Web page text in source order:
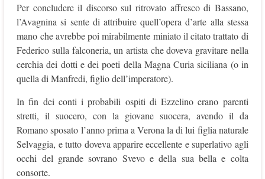
Per concludere il discorso sul ritrovato affresco di Bassano,
l’Avagnina si sente di attribuire quell’opera d’arte alla stessa
mano che avrebbe poi mirabilmente miniato il citato trattato di
Federico sulla falconeria, un artista che doveva gravitare nella
cerchia dei dotti e dei poeti della Magna Curia siciliana (o in
quella di Manfredi, figlio dell’imperatore).
In fin dei conti i probabili ospiti di Ezzelino erano parenti
stretti, il suocero, con la giovane suocera, avendo il da
Romano sposato l’anno prima a Verona la di lui figlia naturale
Selvaggia, e tutto doveva apparire eccellente e superlativo agli
occhi del grande sovrano Svevo e della sua bella e colta
consorte.